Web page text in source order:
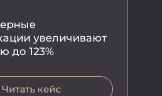
увеличивают
до 123%
Читать кейс